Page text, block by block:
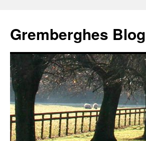
de
inhoud
Gremberghes Blog